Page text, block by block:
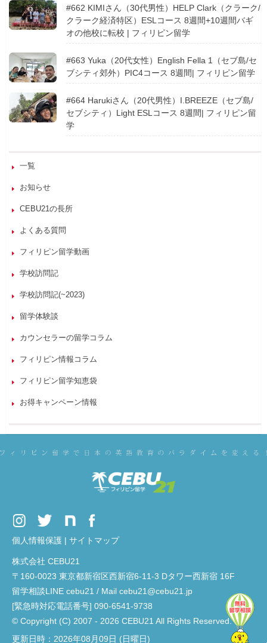
#662 KIMIさん（30代男性）HELP Clark（クラーク/
クラーク経済特区）ESLコース 8週間+10週間バギ
オの他校に転校 | フィリピン留学
#663 Yuka（20代女性）English Fella 1（セブ島/セ
ブシティ郊外）PIC4コース 8週間| フィリピン留学
#664 Harukiさん（20代男性）I.BREEZE（セブ島/
セブシティ）Light ESLコース 8週間| フィリピン留
学
一覧
お知らせ
CEBU21の長所
よくある質問
フィリピン留学動画
学校訪問記
学校訪問記(~2023)
留学体験談
カウンセラーの留学コラム
フィリピン情報コラム
フィリピン留学知恵袋
お得キャンペーン情報
個人情報保護 | サイトマップ
株式会社 CEBU21
〒160-0023 東京都新宿区西新宿6-11-3 Dタワー西新宿 16F
留学相談LINE cebu21 / Mail cebu21@cebu21.jp
[緊急時対応電話番号] 090-6541-9738
© Copyright (C) 2007 - 2026 CEBU21 All Rights Reserved.
更新日時：2026年08月09日 (日曜日)